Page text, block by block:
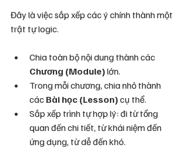
Đây là việc sắp xếp các ý chính thành một
trật tự logic.
Chia toàn bộ nội dung thành các
Chương (Module) lớn.
Trong mỗi chương, chia nhỏ thành
các Bài học (Lesson) cụ thể.
Sắp xếp trình tự hợp lý: đi từ tổng
quan đến chi tiết, từ khái niệm đến
ứng dụng, từ dễ đến khó.